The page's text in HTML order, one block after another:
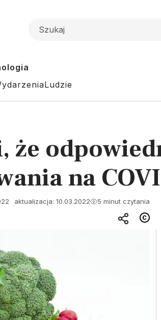
Ludzie
że
na
aktualizacja: 10.03.2022
5 minut czytania